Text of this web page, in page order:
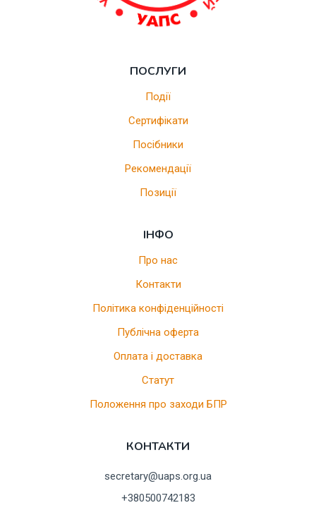
ПОСЛУГИ
Події
Сертифікати
Посібники
Рекомендації
Позиції
ІНФО
Про нас
Контакти
Політика конфіденційності
Публічна оферта
Оплата і доставка
Статут
Положення про заходи БПР
КОНТАКТИ
secretary@uaps.org.ua
+380500742183